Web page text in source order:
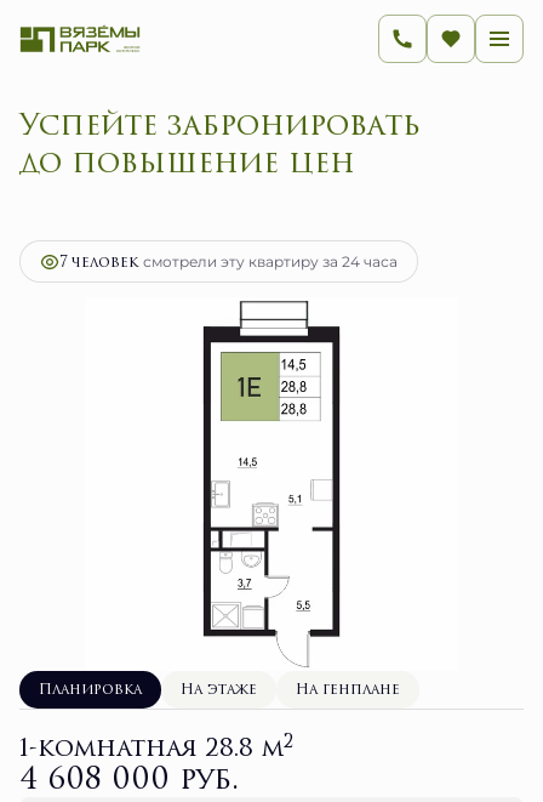
Успейте забронировать
до повыш
1-комнатная28.8 м2
7 человексмотрели эту квартиру за 24 часа
Планировка На этаже На генплане
1-комнатная 28.8 м2
4 608 000 руб.